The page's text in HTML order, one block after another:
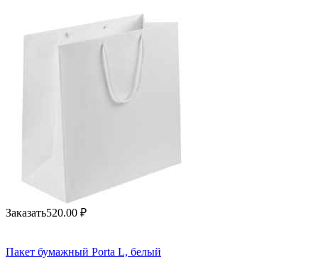
Заказать520.00 ₽
Пакет бумажный Porta L, белый